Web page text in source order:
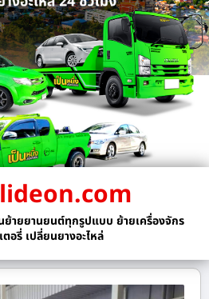
ย้ายยานยนต์ทุกรูปแบบ ย้ายเครื่องจักร
อรี่ เปลี่ยนยางอะไหล่